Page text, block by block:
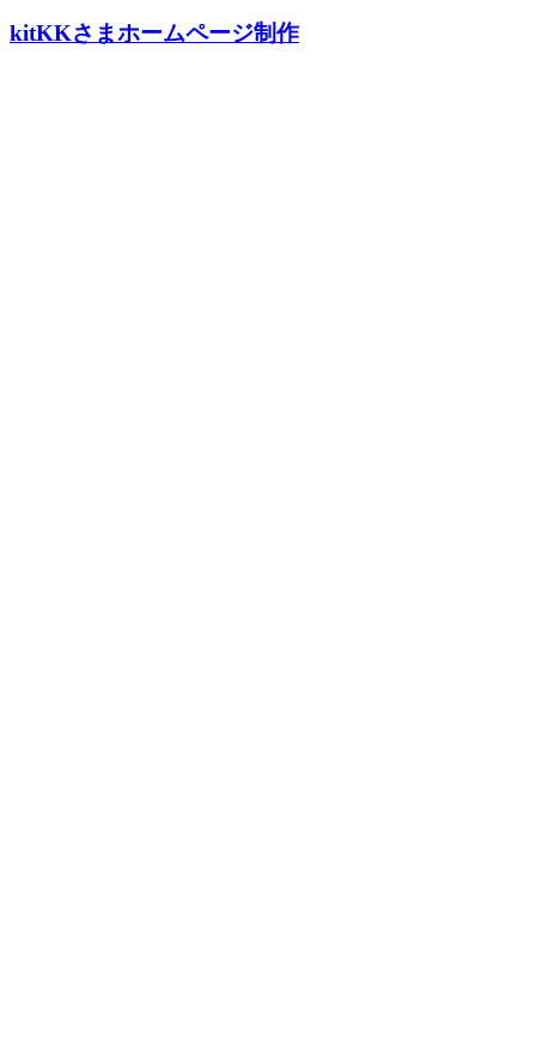
kitKKさまホームページ制作